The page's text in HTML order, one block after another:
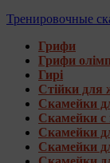
Тренировочные
Грифи
Грифи
Гирі
Стійки для
Скамейки
Скамейки с
Скамейки
Скамейки